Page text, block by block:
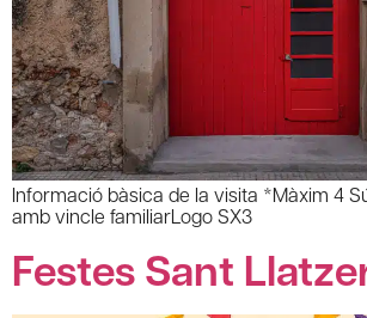
Informació bàsica de la visita *Màxim 4
amb vincle familiarLogo SX3
Festes Sant